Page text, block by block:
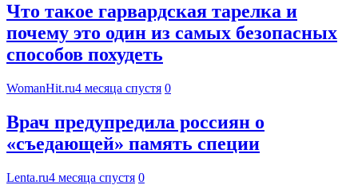
Что такое гарвардская тарелка и
почему это один из самых безопасных
способов похудеть
WomanHit.ru4 месяца спустя 0
Врач предупредила россиян о
«съедающей» память специи
Lenta.ru4 месяца спустя 0